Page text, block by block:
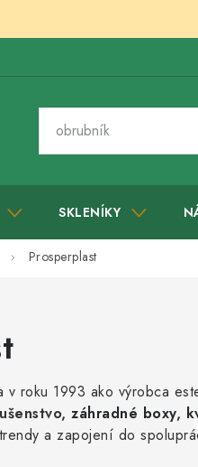
SKLENÍKY
Prosperplast
v roku 1993 ako výrobca
záhradné boxy,
a zapojení do